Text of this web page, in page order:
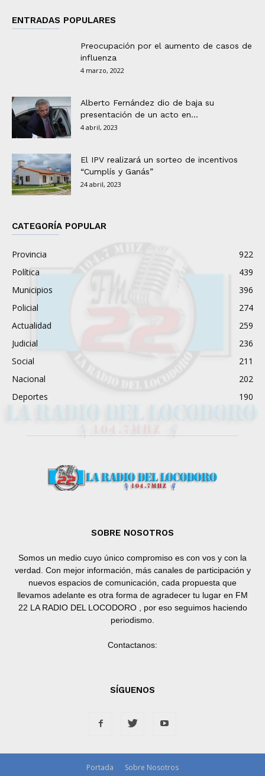
ENTRADAS POPULARES
Preocupación por el aumento de casos de
influenza
4 marzo, 2022
Alberto Fernández dio de baja su
presentación de un acto en...
4 abril, 2023
El IPV realizará un sorteo de incentivos
“Cumplís y Ganás”
24 abril, 2023
CATEGORÍA POPULAR
Provincia
922
Política
439
Municipios
396
Policial
274
Actualidad
259
Judicial
236
Social
211
Nacional
202
Deportes
190
SOBRE NOSOTROS
Somos un medio cuyo único compromiso es con vos y con la
verdad. Con mejor información, más canales de participación y
nuevos espacios de comunicación, cada propuesta que
llevamos adelante es otra forma de agradecer tu lugar en FM
22 LA RADIO DEL LOCODORO , por eso seguimos haciendo
periodismo.
Contactanos:
SÍGUENOS
Portada Sobre Nosotros